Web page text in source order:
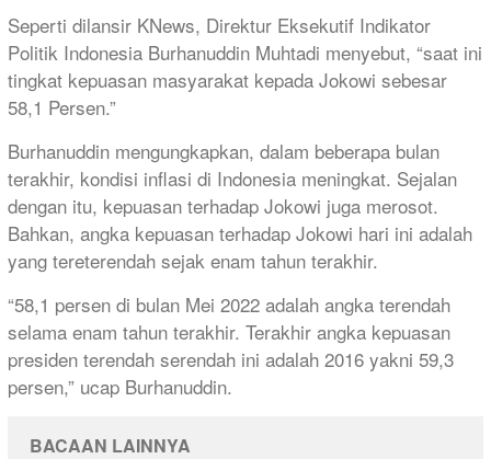
Seperti dilansir KNews, Direktur Eksekutif Indikator
Politik Indonesia Burhanuddin Muhtadi menyebut, “saat ini
tingkat kepuasan masyarakat kepada Jokowi sebesar
58,1 Persen.”
Burhanuddin mengungkapkan, dalam beberapa bulan
terakhir, kondisi inflasi di Indonesia meningkat. Sejalan
dengan itu, kepuasan terhadap Jokowi juga merosot.
Bahkan, angka kepuasan terhadap Jokowi hari ini adalah
yang tereterendah sejak enam tahun terakhir.
“58,1 persen di bulan Mei 2022 adalah angka terendah
selama enam tahun terakhir. Terakhir angka kepuasan
presiden terendah serendah ini adalah 2016 yakni 59,3
persen,” ucap Burhanuddin.
BACAAN LAINNYA